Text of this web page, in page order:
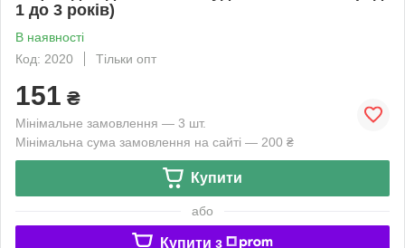
1 до 3 років)
В наявності
Код: 2020
Тільки опт
151 ₴
Мінімальне замовлення — 3 шт.
Мінімальна сума замовлення на сайті — 200 ₴
Купити
або
Купити з